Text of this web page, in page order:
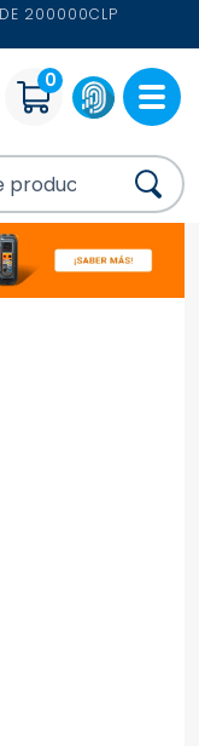
200000CLP
0